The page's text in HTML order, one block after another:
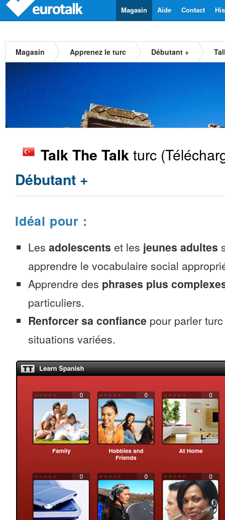
Contact
Aide
Magasin
Magasin Apprenez le turc Débutant +
Talk The Talkturc
Débutant +
Idéal pour :
Les adolescents et les jeunes adultes
apprendre le vocabulaire social
Apprendre des phrases plus
particuliers.
Renforcer sa confiance pour parler
situations variées.